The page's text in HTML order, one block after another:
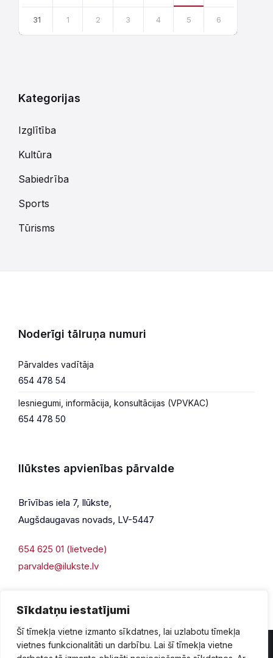
Sīkdatņu iestatījumi
Šī tīmekļa vietne izmanto sīkdatnes, lai uzlabotu tīmekļa
vietnes funkcionalitāti un darbību. Lai šī tīmekļa vietne
31 1 2 3 4 5 6
Kategorijas
Izglītība
Kultūra
Sabiedrība
Sports
Tūrisms
Noderīgi tālruņa numuri
Pārvaldes vadītāja
654 478 54
Iesniegumi, informācija, konsultācijas (VPVKAC)
654 478 50
Ilūkstes apvienības pārvalde
Brīvības iela 7, Ilūkste,
Augšdaugavas novads, LV-5447
654 625 01 (lietvede)
parvalde@ilukste.lv